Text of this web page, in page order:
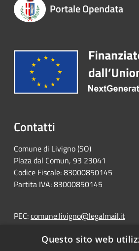
Portale Opendata
Contatti
Comune di Livigno (SO)
Plaza dal Comun, 93 23041
Codice Fiscale: 83000850145
Partita IVA: 83000850145
PEC:comune.livigno@legalmail.it
Questo sito web